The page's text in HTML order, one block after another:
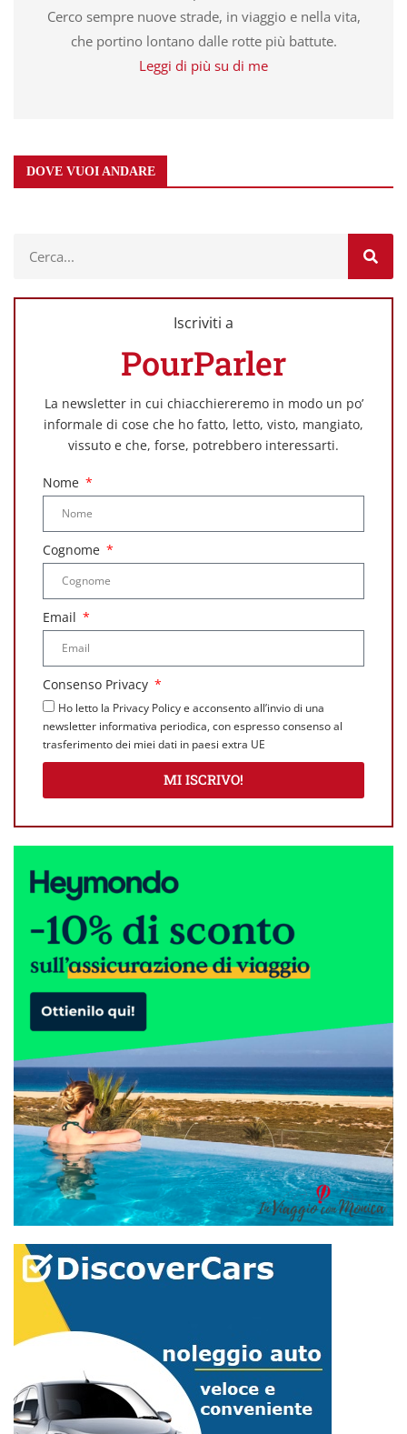
Cerco sempre nuove strade, in viaggio e nella vita,
che portino lontano dalle rotte più battute.
Leggi di più su di me
DOVE VUOI ANDARE
Iscriviti a
PourParler
La newsletter in cui chiacchiereremo in modo un po’
informale di cose che ho fatto, letto, visto, mangiato,
vissuto e che, forse, potrebbero interessarti.
Nome
Cognome
Email
Consenso Privacy
Ho letto la Privacy Policy e acconsento all’invio di una
newsletter informativa periodica, con espresso consenso al
trasferimento dei miei dati in paesi extra UE
MI ISCRIVO!